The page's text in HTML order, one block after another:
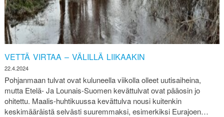
VETTÄ VIRTAA – VÄLILLÄ LIIKAAKIN
22.4.2024
Pohjanmaan tulvat ovat kuluneella viikolla olleet uutisaiheina,
mutta Etelä- Ja Lounais-Suomen kevättulvat ovat pääosin jo
ohitettu. Maalis-huhtikuussa kevättulva nousi kuitenkin
keskimääräistä selvästi suuremmaksi, esimerkiksi Eurajoen…